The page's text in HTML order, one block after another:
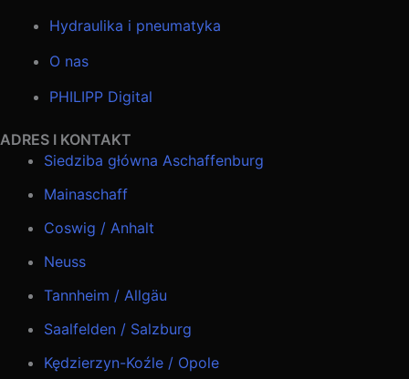
Hydraulika i pneumatyka
O nas
PHILIPP Digital
ADRES I KONTAKT
Siedziba główna Aschaffenburg
Mainaschaff
Coswig / Anhalt
Neuss
Tannheim / Allgäu
Saalfelden / Salzburg
Kędzierzyn-Koźle / Opole